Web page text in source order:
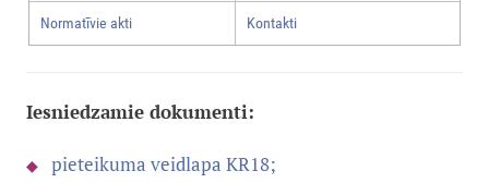
Normatīvie akti Kontakti
Iesniedzamie dokumenti:
pieteikuma veidlapa KR18;